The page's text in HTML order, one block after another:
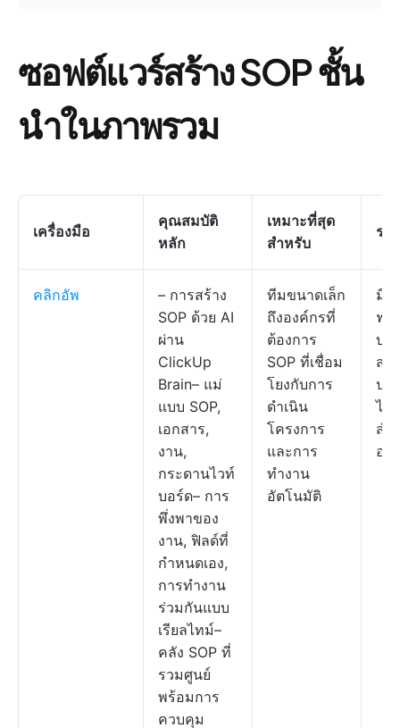
ซอฟต์แวร์สร้าง SOP ชั้น
นำในภาพรวม
เครื่องมือ
คุณสมบัติ
หลัก
เหมาะที่สุด
สำหรับ
รา
คลิกอัพ
– การสร้าง
SOP ด้วย AI
ผ่าน
ClickUp
Brain– แม่
แบบ SOP,
เอกสาร,
งาน,
กระดานไวท์
บอร์ด– การ
พึ่งพาของ
งาน, ฟิลด์ที่
กำหนดเอง,
การทำงาน
ร่วมกันแบบ
เรียลไทม์–
คลัง SOP ที่
รวมศูนย์
พร้อมการ
ควบคุม
ทีมขนาดเล็ก
ถึงองค์กรที่
ต้องการ
SOP ที่เชื่อม
โยงกับการ
ดำเนิน
โครงการ
และการ
ทำงาน
อัตโนมัติ
มีแ
ฟรี
บริ
สา
ปรั
ได้
สำ
อง